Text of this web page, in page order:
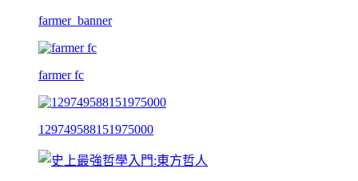
farmer_banner
farmer fc
129749588151975000